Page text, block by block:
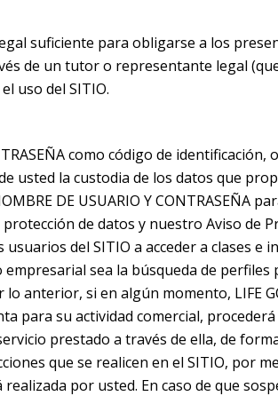
suficiente para obligarse a los
de un tutor o representante legal
uso del SITIO.
como código de
usted la custodia de los datos que
DE USUARIO Y CONTRASEÑA
de datos y nuestro Aviso de
del SITIO a acceder a clases e
sea la búsqueda de perfiles
anterior, si en algún momento, LIFE
para su actividad comercial, procederá
prestado a través de ella, de
que se realicen en el SITIO, por
por usted. En caso de que